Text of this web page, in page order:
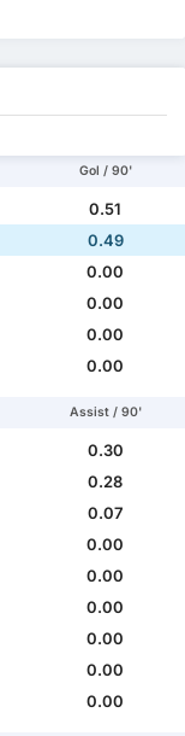
Gol / 90'
0.51
0.49
0.00
0.00
0.00
0.00
Assist / 90'
0.30
0.28
0.07
0.00
0.00
0.00
0.00
0.00
0.00